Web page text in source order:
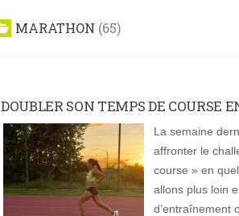
MARATHON 65
DOUBLER SON TEMPS DE COURSE
La semaine
affronter le
course » en
allons plus loin
d’entraînement